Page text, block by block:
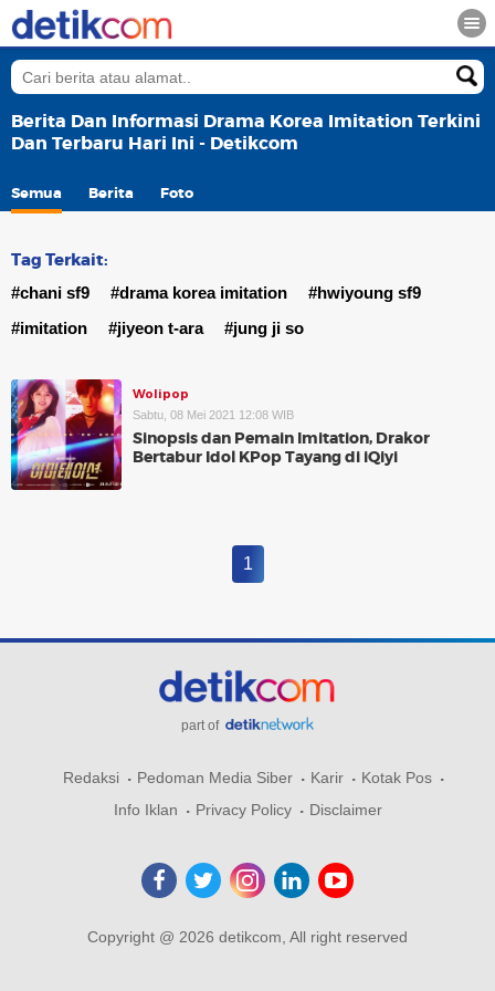
Berita Dan Informasi Drama Korea Imitation Terkini
Dan Terbaru Hari Ini - Detikcom
Semua Berita Foto
Tag Terkait:
#chani sf9 #drama korea imitation
#hwiyoung sf9
#imitation
#jiyeon t-ara #jung ji so
Wolipop
Sabtu, 08 Mei 2021 12:08 WIB
Sinopsis dan Pemain Imitation, Drakor
Bertabur Idol KPop Tayang di iQiyi
1
part of
Redaksi Pedoman Media Siber Karir
Kotak Pos
Info Iklan
Privacy Policy Disclaimer
Copyright @ 2026 detikcom, All right reserved